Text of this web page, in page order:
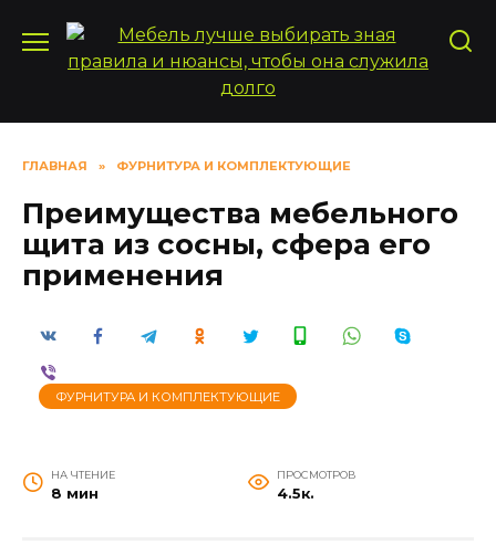
содержанию
ГЛАВНАЯ » ФУРНИТУРА И КОМПЛЕКТУЮЩИЕ
Преимущества мебельного
щита из сосны, сфера его
применения
ФУРНИТУРА И КОМПЛЕКТУЮЩИЕ
НА ЧТЕНИЕ
8 мин
ПРОСМОТРОВ
4.5к.